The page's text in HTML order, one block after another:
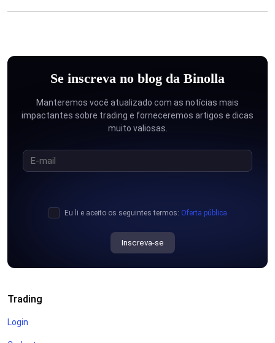
Se inscreva no blog da Binolla
Manteremos você atualizado com as notícias mais
impactantes sobre trading e forneceremos artigos e dicas
muito valiosas.
Inscreva-se
Eu li e aceito os seguintes termos: Oferta pública
Trading
Login